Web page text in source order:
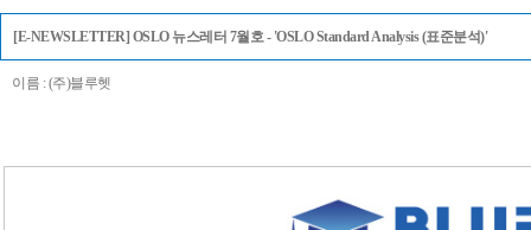
[E-NEWSLETTER] OSLO 뉴스레터 7월호 - 'OSLO Standard Analysis (표준분석)'
이름 : (주)블루헷